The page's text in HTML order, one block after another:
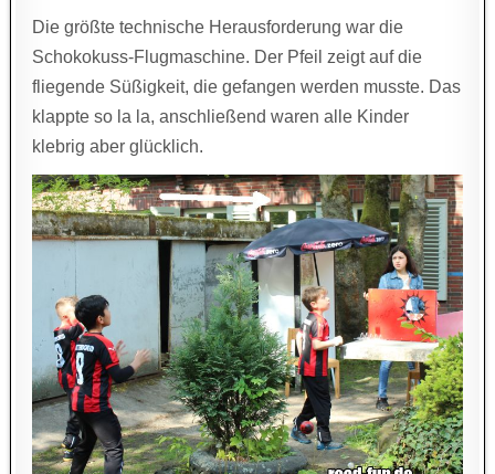
Die größte technische Herausforderung war die
Schokokuss-Flugmaschine. Der Pfeil zeigt auf die
fliegende Süßigkeit, die gefangen werden musste. Das
klappte so la la, anschließend waren alle Kinder
klebrig aber glücklich.